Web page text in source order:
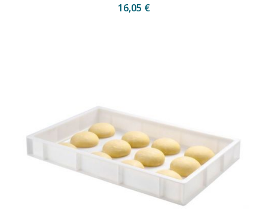
16,05 €